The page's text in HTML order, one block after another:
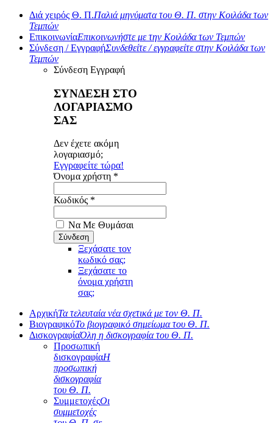
Διά χειρός Θ. Π.Παλιά μηνύματα του Θ. Π. στην Κοιλάδα των
Τεμπών
ΕπικοινωνίαΕπικοινωνήστε με την Κοιλάδα των Τεμπών
Σύνδεση / ΕγγραφήΣυνδεθείτε / εγγραφείτε στην Κοιλάδα των
Τεμπών
Σύνδεση Εγγραφή
ΣΥΝΔΕΣΗ ΣΤΟ
ΛΟΓΑΡΙΑΣΜΟ
ΣΑΣ
Δεν έχετε ακόμη
λογαριασμό;
Εγγραφείτε τώρα!
Όνομα χρήστη *
Κωδικός *
Να Με Θυμάσαι
Ξεχάσατε τον
κωδικό σας;
Ξεχάσατε το
όνομα χρήστη
σας;
ΑρχικήΤα τελευταία νέα σχετικά με τον Θ. Π.
ΒιογραφικόΤο βιογραφικό σημείωμα του Θ. Π.
ΔισκογραφίαΌλη η δισκογραφία του Θ. Π.
Προσωπική
δισκογραφίαΗ
προσωπική
δισκογραφία
του Θ. Π.
ΣυμμετοχέςΟι
συμμετοχές